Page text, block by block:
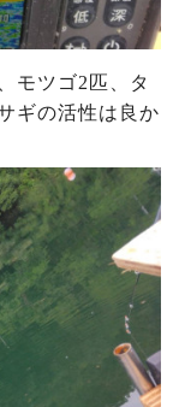
モツゴ2匹、タ
ギの活性は良か